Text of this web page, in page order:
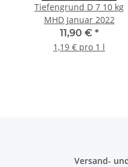
Tiefengrund D 7 10 kg
MHD Januar 2022
11,90 € *
1,19 € pro 1 l
Versand-